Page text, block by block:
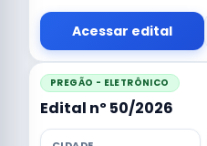
Acessar edital
PREGÃO - ELETRÔNICO
Edital nº 50/2026